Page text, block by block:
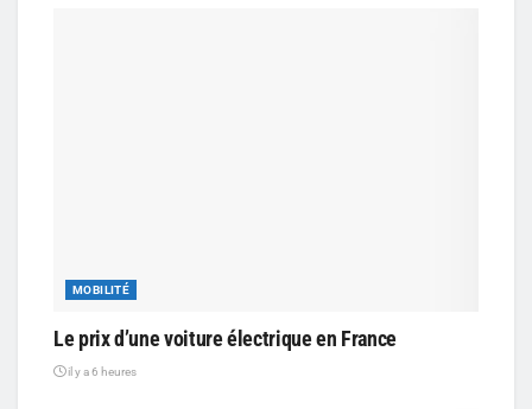
MOBILITÉ
Le prix d’une voiture électrique en France
il y a 6 heures